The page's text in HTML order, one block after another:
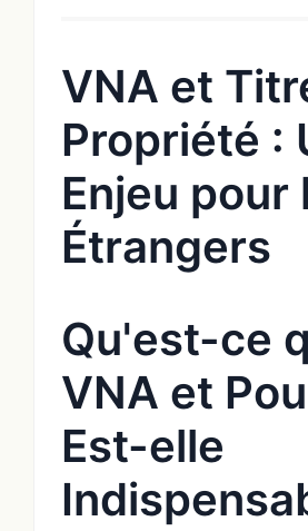
VNA et
Propriété :
Enjeu pour
Étrangers
Qu'est-ce
VNA et
Est-elle